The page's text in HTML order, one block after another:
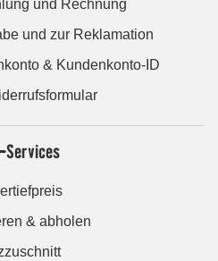
und Rechnung
und zur Reklamation
& Kundenkonto-ID
Services
& abholen